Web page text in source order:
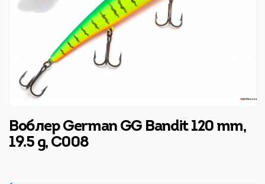
Воблер German GG Bandit 120 mm,
19.5 g, C008